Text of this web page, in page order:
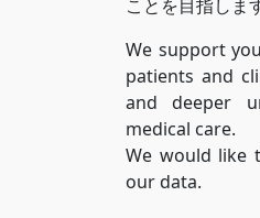
ことを目指しま
We support
patients and
and deeper
medical care.
We would like
our data.